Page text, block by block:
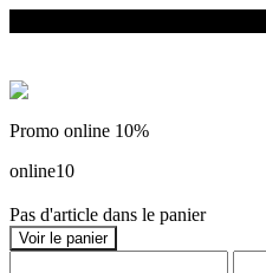
Promo online 10%
online10
Pas d'article dans le panier